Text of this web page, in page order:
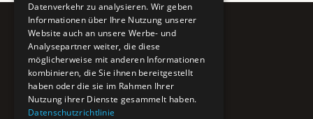
Pure BiH
Authentisches Bosnien & Herzegowina
Ein Teil des BTP Reise-Netzwerks.
Datenverkehr zu analysieren. Wir geben
Informationen über Ihre Nutzung unserer
Website auch an unsere Werbe- und
Analysepartner weiter, die diese
möglicherweise mit anderen Informationen
kombinieren, die Sie ihnen bereitgestellt
haben oder die sie im Rahmen Ihrer
Nutzung ihrer Dienste gesammelt haben.
Datenschutzrichtlinie